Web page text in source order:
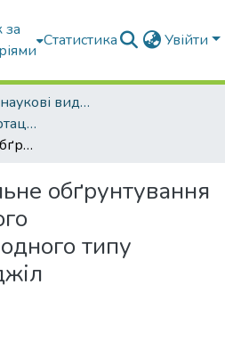
за
Статистика Увійти
Навчальні та наукові видання
Автореферати дисертацій та дисертації
Експериментальне обґрунтування створення нового внутрішньопородного типу карпатських бджіл
обґрунтування
типу